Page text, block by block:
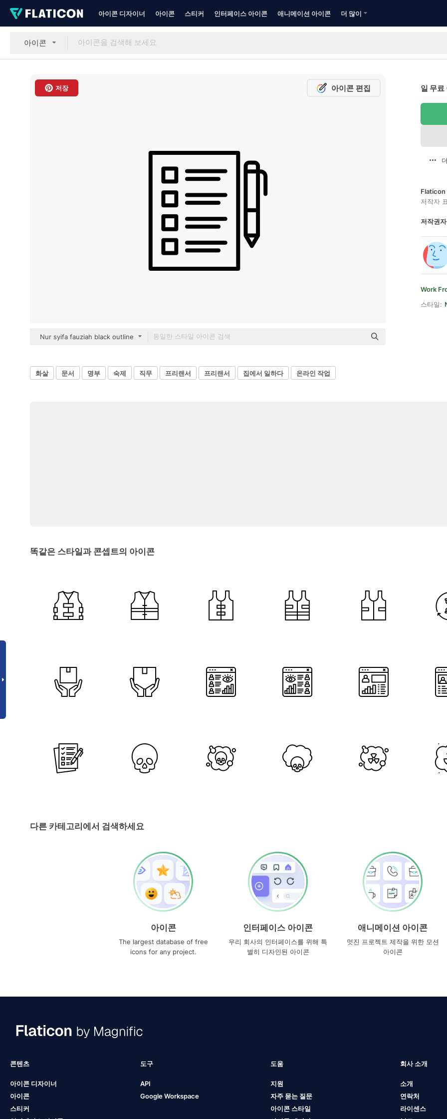
아이콘 디자이너 아이콘 스티커 인터페이스 아이콘 애니메이션 아이콘 더 많이
아이콘
저장 아이콘 편집
Nur syifa fauziah black outline
일 무료
Flaticon
저작자
저작권
Work
스타일:
화살 문서 명부 숙제 직무 프리랜서 프리랜서 집에서 일하다 온라인 작업
똑같은 스타일과 콘셉트의 아이콘
다른 카테고리에서 검색하세요
아이콘
The largest database of free
icons for any project.
인터페이스 아이콘
우리 회사의 인터페이스를 위해 특
별히 디자인된 아이콘
애니메이션 아이콘
멋진 프로젝트 제작을 위한 모션
아이콘
콘텐츠
아이콘 디자이너
아이콘
스티커
도구
API
Google Workspace
도움
지원
자주 묻는 질문
아이콘 스타일
회사 소개
소개
연락처
라이센스